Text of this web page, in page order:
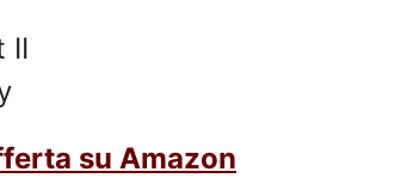
su Amazon